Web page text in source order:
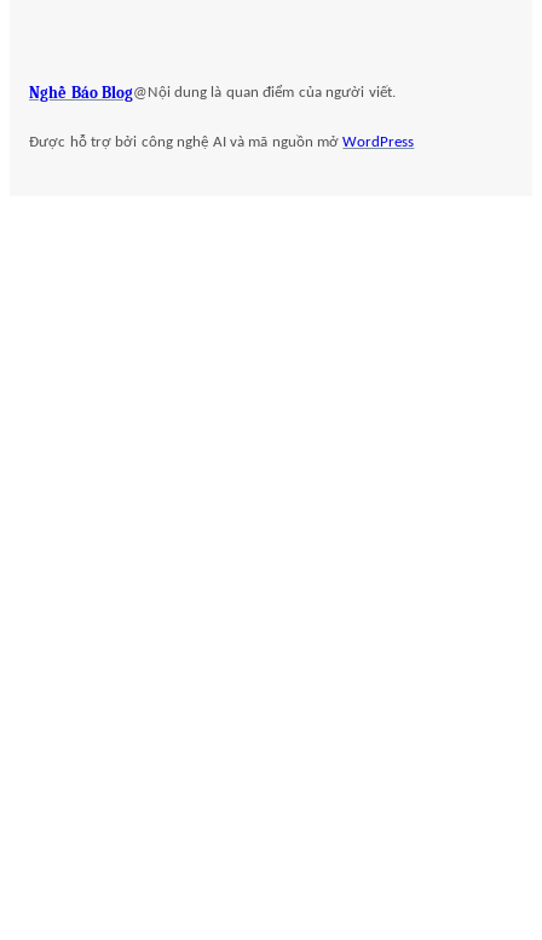
Nghề Báo Blog@Nội dung là quan điểm của người viết.
Được hỗ trợ bởi công nghệ AI và mã nguồn mởWordPress